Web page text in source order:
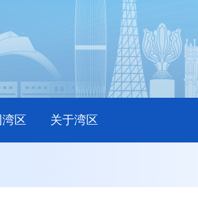
区 关于湾区